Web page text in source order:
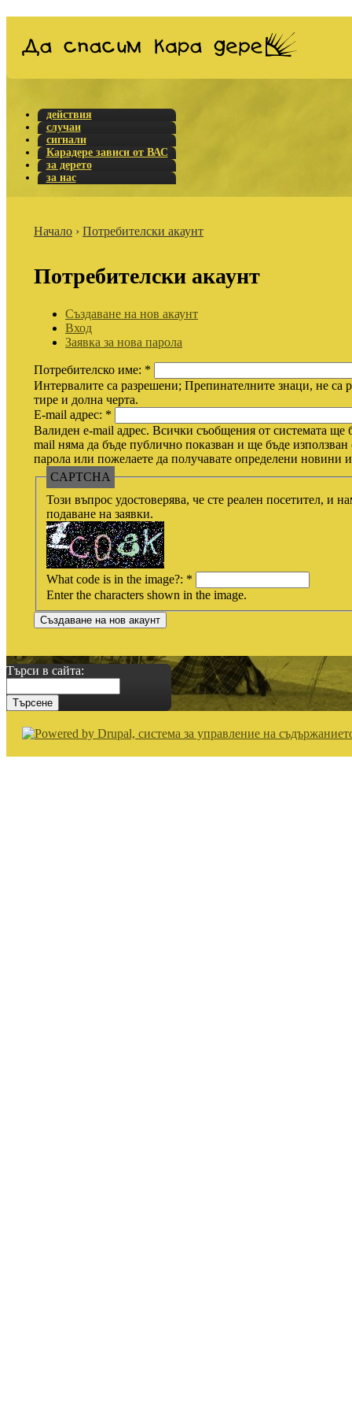
действия
случаи
сигнали
Карадере зависи от ВАС
за дерето
за нас
Начало › Потребителски акаунт
Потребителски акаунт
Създаване на нов акаунт
Вход
Заявка за нова парола
Потребителско име: *
Интервалите са разрешени; Препинателните знаци, не са
тире и долна черта.
E-mail адрес: *
Валиден e-mail адрес. Всички съобщения от системата ще
mail няма да бъде публично показван и ще бъде използван
парола или пожелаете да получавате определени новини
CAPTCHA
Този въпрос удостоверява, че сте реален посетител, и
подаване на заявки.
What code is in the image?: *
Enter the characters shown in the image.
Търси в сайта: